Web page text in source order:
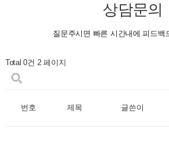
상담문의
질문주시면 빠른 시간내에 피드백
Total 0건 2 페이지
번호 제목 글쓴이